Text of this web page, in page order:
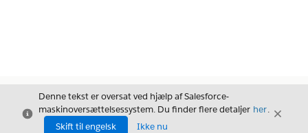
Luk
Denne tekst er oversat ved hjælp af Salesforce-
maskinoversættelsessystem. Du finder flere detaljer her.
Skift til engelsk
Ikke nu
Luk